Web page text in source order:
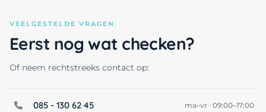
VEELGESTELDE VRAGEN
Eerst nog wat checken?
Of neem rechtstreeks contact op:
085 - 130 62 45 ma–vr · 09:00–17:00